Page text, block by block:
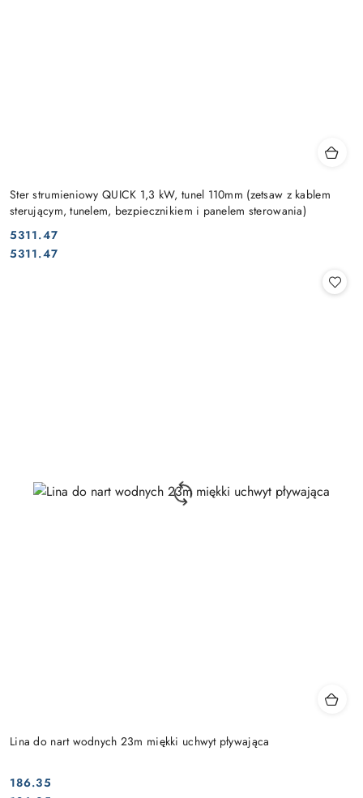
Ster strumieniowy QUICK 1,3 kW, tunel 110mm (zetsaw z kablem
sterującym, tunelem, bezpiecznikiem i panelem sterowania)
Cena:
5311.47
Cena:
5311.47
Lina do nart wodnych 23m miękki uchwyt pływająca
186.35